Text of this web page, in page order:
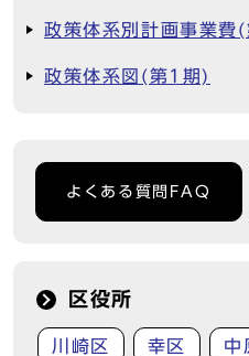
政策体系別計画事業費
政策体系図(第1期)
よくある質問FAQ
区役所
川崎区 幸区 中